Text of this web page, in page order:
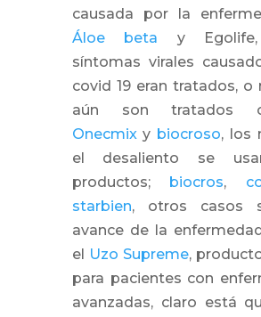
causada por la
Áloe beta y Egolife,
síntomas virales
covid 19 eran tratados, o
aún son tratados
Onecmixy biocroso, los
el desaliento se
productos; biocros,
starbien, otros casos
avance de la
el Uzo Supreme,
para pacientes con
avanzadas, claro está